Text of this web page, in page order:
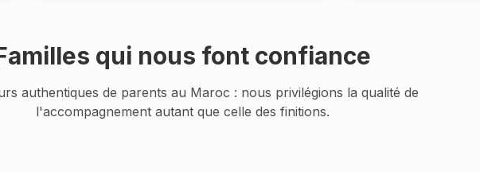
qui nous font confiance
authentiques de parents au Maroc : nous privilégions la qualité de
l'accompagnement autant que celle des finitions.